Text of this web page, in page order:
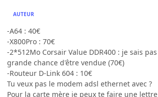
AUTEUR
-A64 : 40€
-X800Pro : 70€
-2*512Mo Corsair Value DDR400 : je sais
grande chance d'être vendue (70€)
-Routeur D-Link 604 : 10€
Tu veux pas le modem adsl ethernet avec ?
Pour la carte mère je peux te faire une